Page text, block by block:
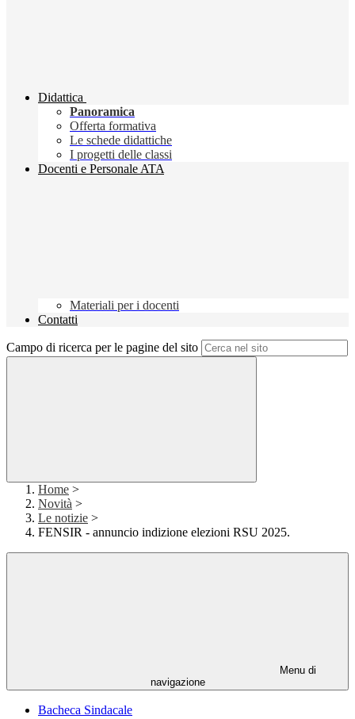
Didattica
Panoramica
Offerta formativa
Le schede didattiche
I progetti delle classi
Docenti e Personale ATA
Materiali per i docenti
Contatti
Campo di ricerca per le pagine del sito
Home >
Novità >
Le notizie >
FENSIR - annuncio indizione elezioni RSU 2025.
Menu di
navigazione
Bacheca Sindacale